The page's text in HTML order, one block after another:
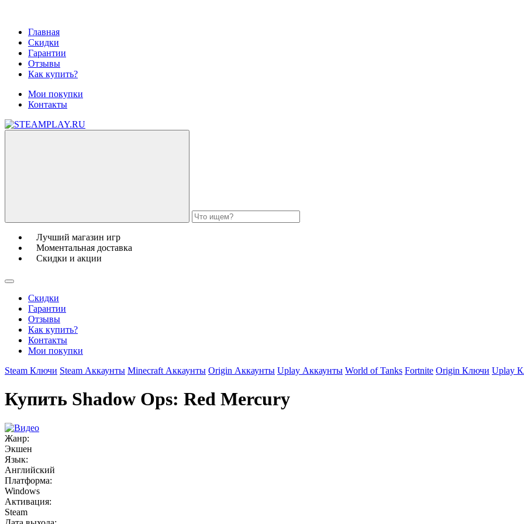
Главная
Скидки
Гарантии
Отзывы
Как купить?
Мои покупки
Контакты
Лучший магазин игр
Моментальная доставка
Скидки и акции
Скидки
Гарантии
Отзывы
Как купить?
Контакты
Мои покупки
Steam Ключи Steam Аккаунты Minecraft Аккаунты Origin Аккаунты Uplay Аккаунты World of Tanks Fortnite Origin Ключи Uplay
Купить Shadow Ops: Red Mercury
Жанр:
Экшен
Язык:
Английский
Платформа:
Windows
Активация:
Steam